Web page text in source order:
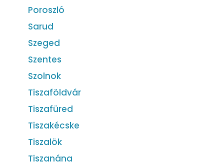
Poroszló
Sarud
Szeged
Szentes
Szolnok
Tiszaföldvár
Tiszafüred
Tiszakécske
Tiszalök
Tiszanána